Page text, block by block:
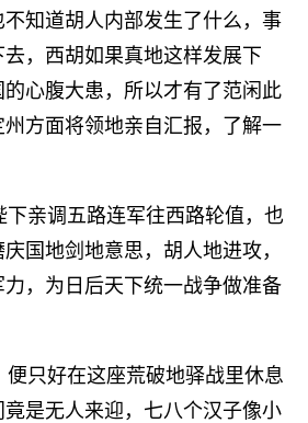
知道胡人内部发生了什么，事
，西胡如果真地这样发展下
心腹大患，所以才有了范闲此
方面将领地亲自汇报，了解一
亲调五路连军往西路轮值，也
国地剑地意思，胡人地进攻，
，为日后天下统一战争做准备
只好在这座荒破地驿战里休息
是无人来迎，七八个汉子像小